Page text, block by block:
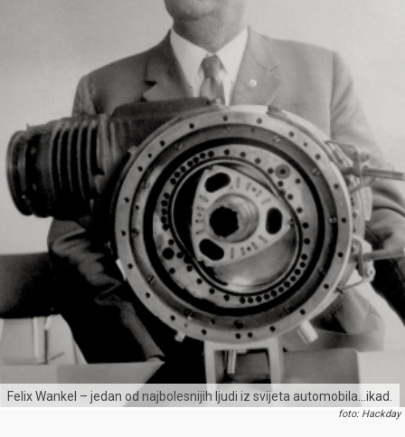
Felix Wankel – jedan od najbolesnijih ljudi iz svijeta automobila…ikad.
foto: Hackday